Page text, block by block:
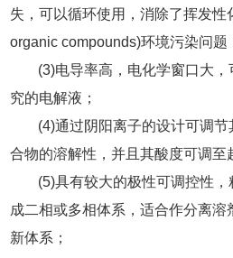
失，可以循环使用，消除了挥发
organic compounds)环境污染问题
(3)电导率高，电化学窗口大
究的电解液；
(4)通过阴阳离子的设计可调
合物的溶解性，并且其酸度可调至
(5)具有较大的极性可调控性
成二相或多相体系，适合作分离
新体系；